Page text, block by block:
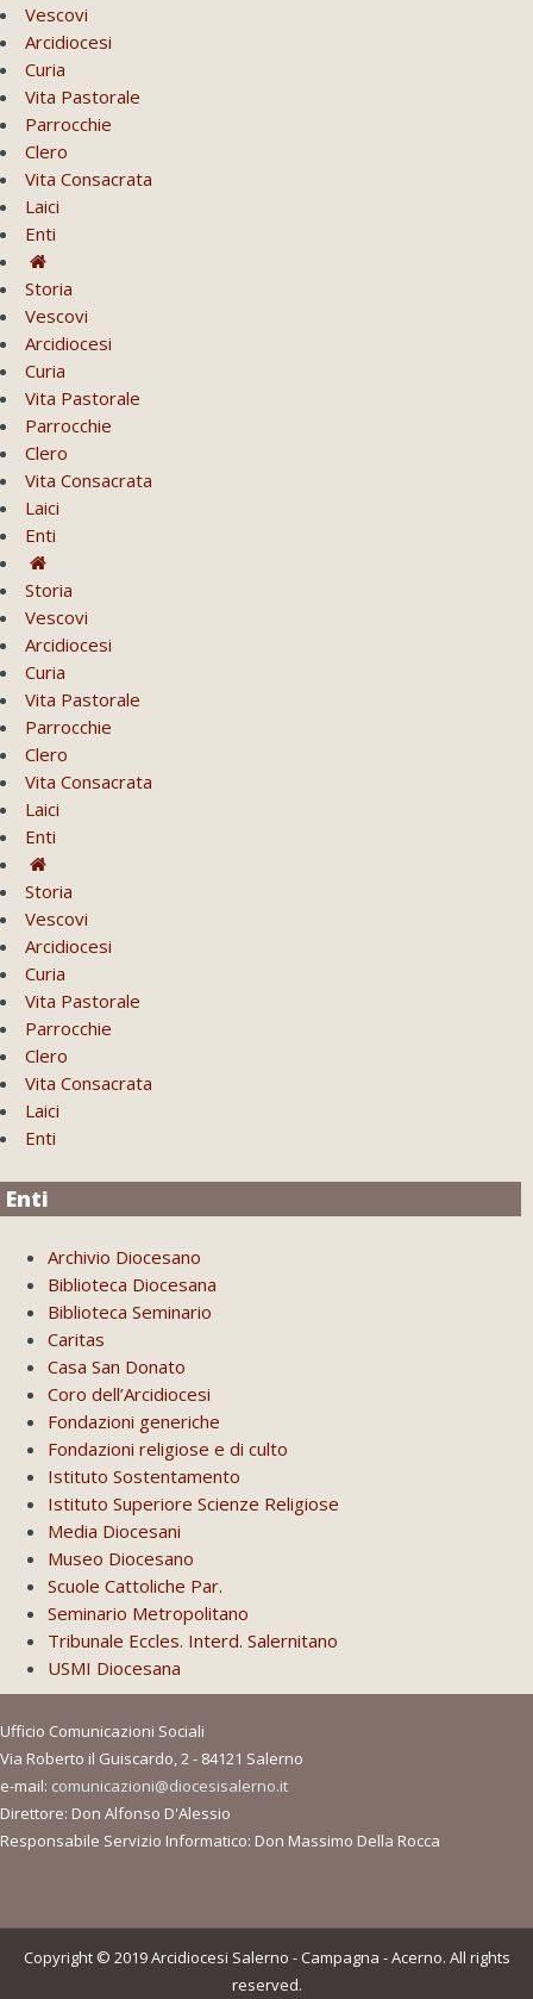
Vescovi
Arcidiocesi
Curia
Vita Pastorale
Parrocchie
Clero
Vita Consacrata
Laici
Enti
Storia
Vescovi
Arcidiocesi
Curia
Vita Pastorale
Parrocchie
Clero
Vita Consacrata
Laici
Enti
Storia
Vescovi
Arcidiocesi
Curia
Vita Pastorale
Parrocchie
Clero
Vita Consacrata
Laici
Enti
Storia
Vescovi
Arcidiocesi
Curia
Vita Pastorale
Parrocchie
Clero
Vita Consacrata
Laici
Enti
Enti
Archivio Diocesano
Biblioteca Diocesana
Biblioteca Seminario
Caritas
Casa San Donato
Coro dell’Arcidiocesi
Fondazioni generiche
Fondazioni religiose e di culto
Istituto Sostentamento
Istituto Superiore Scienze Religiose
Media Diocesani
Museo Diocesano
Scuole Cattoliche Par.
Seminario Metropolitano
Tribunale Eccles. Interd. Salernitano
USMI Diocesana
Ufficio Comunicazioni Sociali
Via Roberto il Guiscardo, 2 - 84121 Salerno
e-mail: comunicazioni@diocesisalerno.it
Direttore: Don Alfonso D'Alessio
Responsabile Servizio Informatico: Don Massimo Della Rocca
Copyright © 2019 Arcidiocesi Salerno - Campagna - Acerno. All rights
reserved.